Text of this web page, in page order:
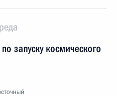
запуску космического